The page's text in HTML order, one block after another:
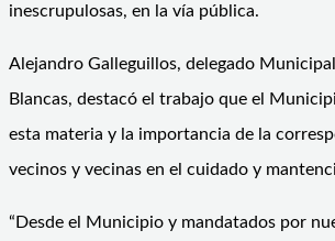
inescrupulosas, en la vía pública.
Alejandro Galleguillos, delegado
Blancas, destacó el trabajo que el
esta materia y la importancia de la
vecinos y vecinas en el cuidado y
“Desde el Municipio y mandatados por